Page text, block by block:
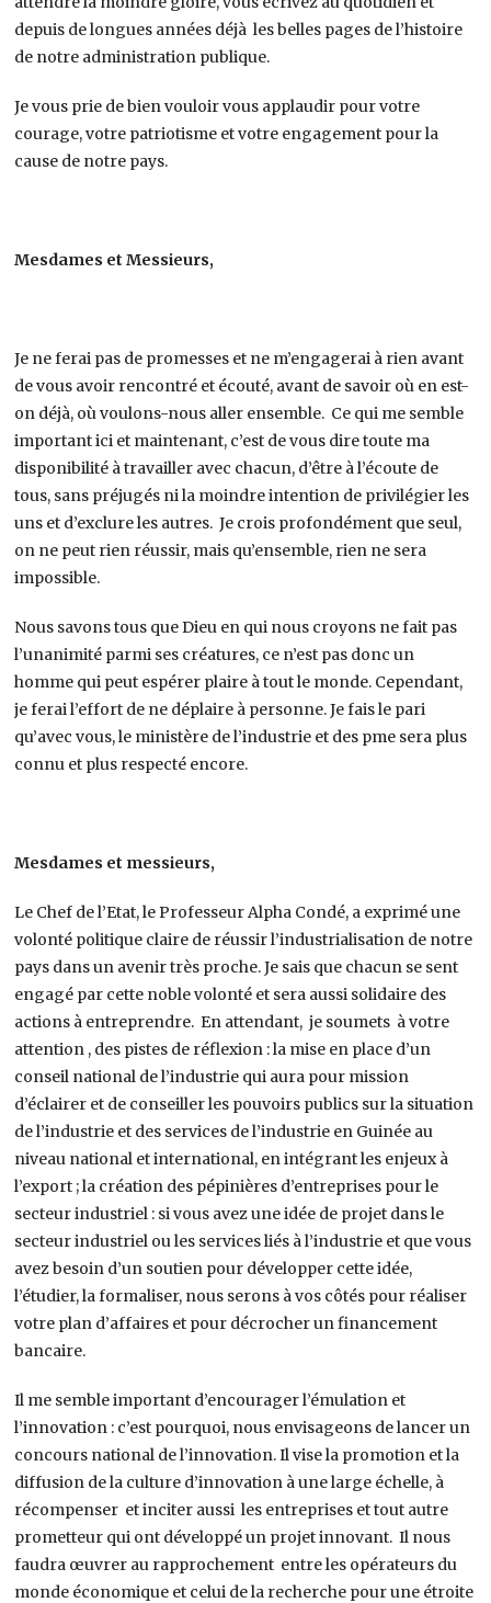
depuis de longues années déjà les belles pages de l’histoire
de notre administration publique.
Je vous prie de bien vouloir vous applaudir pour votre
courage, votre patriotisme et votre engagement pour la
cause de notre pays.
Mesdames et Messieurs,
Je ne ferai pas de promesses et ne m’engagerai à rien avant
de vous avoir rencontré et écouté, avant de savoir où en est-
on déjà, où voulons-nous aller ensemble. Ce qui me semble
important ici et maintenant, c’est de vous dire toute ma
disponibilité à travailler avec chacun, d’être à l’écoute de
tous, sans préjugés ni la moindre intention de privilégier les
uns et d’exclure les autres. Je crois profondément que seul,
on ne peut rien réussir, mais qu’ensemble, rien ne sera
impossible.
Nous savons tous que Dieu en qui nous croyons ne fait pas
l’unanimité parmi ses créatures, ce n’est pas donc un
homme qui peut espérer plaire à tout le monde. Cependant,
je ferai l’effort de ne déplaire à personne. Je fais le pari
qu’avec vous, le ministère de l’industrie et des pme sera plus
connu et plus respecté encore.
Mesdames et messieurs,
Le Chef de l’Etat, le Professeur Alpha Condé, a exprimé une
volonté politique claire de réussir l’industrialisation de notre
pays dans un avenir très proche. Je sais que chacun se sent
engagé par cette noble volonté et sera aussi solidaire des
actions à entreprendre. En attendant, je soumets à votre
attention , des pistes de réflexion : la mise en place d’un
conseil national de l’industrie qui aura pour mission
d’éclairer et de conseiller les pouvoirs publics sur la situation
de l’industrie et des services de l’industrie en Guinée au
niveau national et international, en intégrant les enjeux à
l’export ; la création des pépinières d’entreprises pour le
secteur industriel : si vous avez une idée de projet dans le
secteur industriel ou les services liés à l’industrie et que vous
avez besoin d’un soutien pour développer cette idée,
l’étudier, la formaliser, nous serons à vos côtés pour réaliser
votre plan d’affaires et pour décrocher un financement
bancaire.
Il me semble important d’encourager l’émulation et
l’innovation : c’est pourquoi, nous envisageons de lancer un
concours national de l’innovation. Il vise la promotion et la
diffusion de la culture d’innovation à une large échelle, à
récompenser et inciter aussi les entreprises et tout autre
prometteur qui ont développé un projet innovant. Il nous
faudra œuvrer au rapprochement entre les opérateurs du
monde économique et celui de la recherche pour une étroite